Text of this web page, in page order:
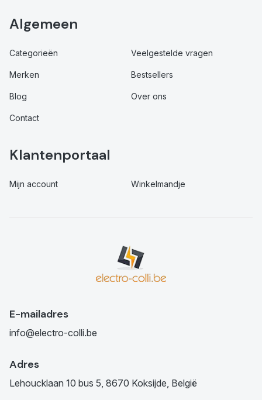
Algemeen
Categorieën Veelgestelde vragen
Merken Bestsellers
Blog Over ons
Contact
Klantenportaal
Mijn account Winkelmandje
E-mailadres
info@electro-colli.be
Adres
Lehoucklaan 10 bus 5, 8670 Koksijde, België